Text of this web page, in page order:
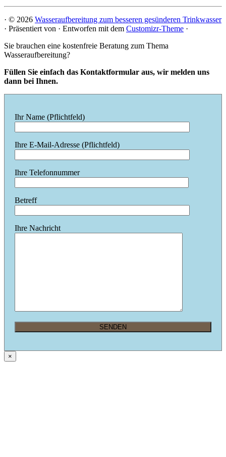
· © 2026 Wasseraufbereitung zum besseren gesünderen Trinkwasser
· Präsentiert von · Entworfen mit dem Customizr-Theme ·
Sie brauchen eine kostenfreie Beratung zum Thema
Wasseraufbereitung?
Füllen Sie einfach das Kontaktformular aus, wir melden uns
dann bei Ihnen.
Ihr Name (Pflichtfeld)
Ihre E-Mail-Adresse (Pflichtfeld)
Ihre Telefonnummer
Betreff
Ihre Nachricht
×